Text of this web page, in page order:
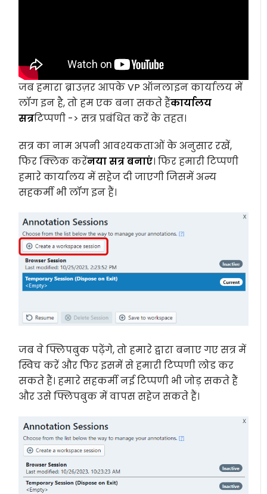
जब हमारा ब्राउज़र आपके VP ऑनलाइन कार्यालय में
लॉग इन है, तो हम एक बना सकते हैंकार्यालय
सत्रटिप्पणी -> सत्र प्रबंधित करें के तहत।
सत्र का नाम अपनी आवश्यकताओं के अनुसार रखें,
फिर क्लिक करेंनया सत्र बनाएं। फिर हमारी टिप्पणी
हमारे कार्यालय में सहेज दी जाएगी जिसमें अन्य
सहकर्मी भी लॉग इन हैं।
जब वे फ्लिपबुक पढ़ेंगे, तो हमारे द्वारा बनाए गए सत्र में
स्विच करें और फिर इसमें से हमारी टिप्पणी लोड कर
सकते हैं। हमारे सहकर्मी नई टिप्पणी भी जोड़ सकते हैं
और उसे फ्लिपबुक में वापस सहेज सकते हैं।